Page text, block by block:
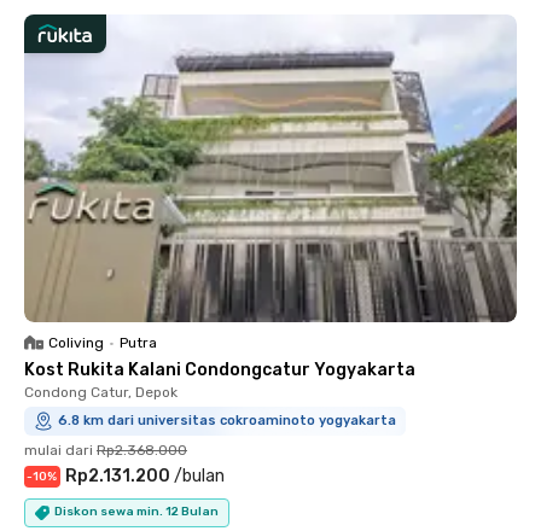
Coliving • Putra
Kost Rukita Kalani Condongcatur Yogyakarta
Condong Catur, Depok
6.8 km dari universitas cokroaminoto yogyakarta
mulai dari Rp2.368.000
-10% Rp2.131.200 /bulan
Diskon sewa min. 12 Bulan